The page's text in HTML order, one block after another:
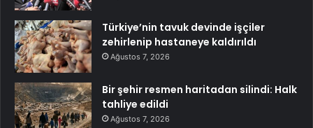
Türkiye’nin tavuk devinde işçiler
zehirlenip hastaneye kaldırıldı
Ağustos 7, 2026
Bir şehir resmen haritadan silindi: Halk
tahliye edildi
Ağustos 7, 2026